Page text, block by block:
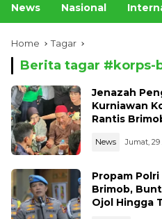
News Nasional
Home Tagar
Berita tagar #korps-
Jenazah
Kurniawan
Rantis
News Jumat, 29
Propam
Brimob,
Ojol Hingga